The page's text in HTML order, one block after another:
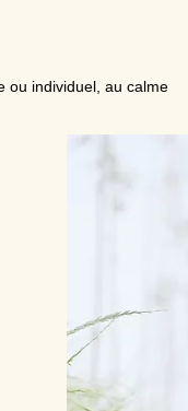
ou individuel, au calme